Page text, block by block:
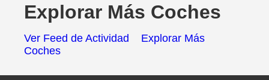
Explorar Más Coches
Ver Feed de Actividad
Explorar Más
Coches